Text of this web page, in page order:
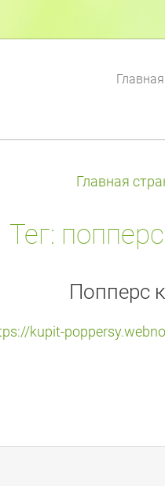
Главная
Тег:
Попперс
kupit-